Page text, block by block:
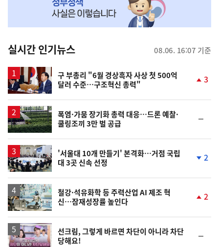
뉴
스
실시간 인기뉴스 08.06. 16:07 기준
구 부총리 "6월 경상흑자 사상 첫 500억
달러 수준…구조혁신 총력"
상
3
폭염·가뭄 장기화 총력 대응…드론 예찰·
쿨링조끼 3만 벌 공급
일
'서울대 10개 만들기' 본격화…거점 국립
대 3곳 신속 선정
하
2
철강·석유화학 등 주력산업 AI 제조 혁
신…잠재성장률 높인다
상
2
영
상
선크림, 그렇게 바르면 차단이 아니라 차단
당해요!